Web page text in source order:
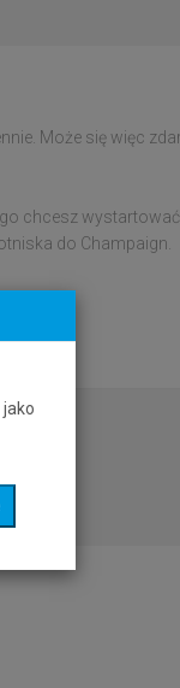
Może się więc
chcesz
do Champaign.